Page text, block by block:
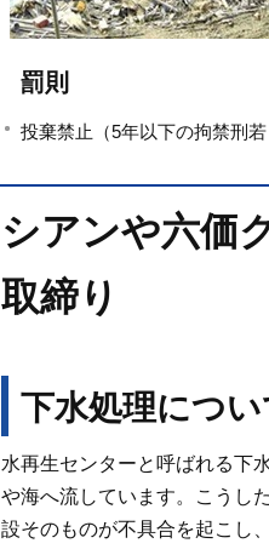
罰則
投棄禁止（5年以下の拘禁刑
シアンや六価
取締り
下水処理につい
水再生センターと呼ばれる下
や海へ流しています。こうし
設そのものが不具合を起こし